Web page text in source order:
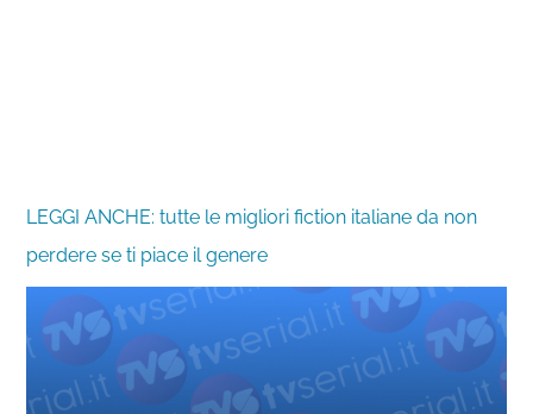
LEGGI ANCHE: tutte le migliori fiction italiane da non
perdere se ti piace il genere